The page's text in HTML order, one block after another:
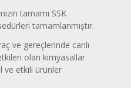
tamamı SSK
tamamlanmıştır.
ve gereçlerinde canlı
olan kimyasallar
ve etkili ürünler